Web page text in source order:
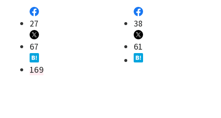
27
67
169
38
61